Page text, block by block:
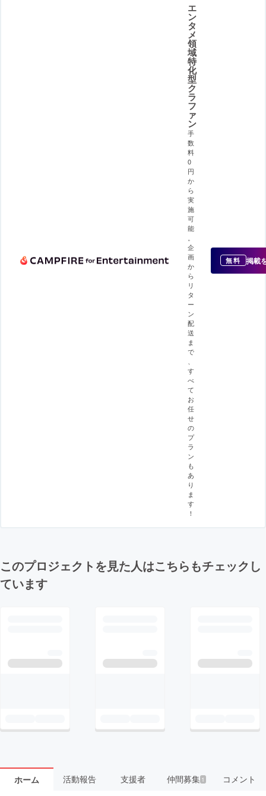
エ
ン
タ
メ
領
域
特
化
型
ク
ラ
フ
ァ
ン
手
数
料
0
円
か
ら
実
施
可
能
企
画
か
ら
リ
タ
ー
ン
配
送
ま
で
す
べ
て
お
任
せ
の
プ
ラ
ン
も
あ
り
ま
す
！
無料 掲載
このプロジェクトを見た人はこちらもチェックし
ています
ホーム 活動報告 支援者 仲間募集 1 コメント